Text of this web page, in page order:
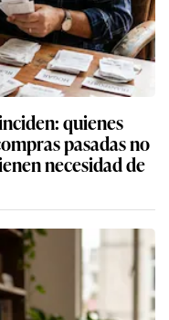
quienes
pasadas no
necesidad de